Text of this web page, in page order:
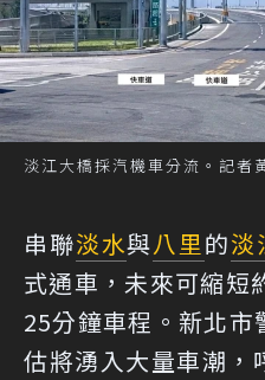
淡江大橋採汽機車分流。記者
串聯淡水與八里的淡
式通車，未來可縮短
25分鐘車程。新北市
估將湧入大量車潮，